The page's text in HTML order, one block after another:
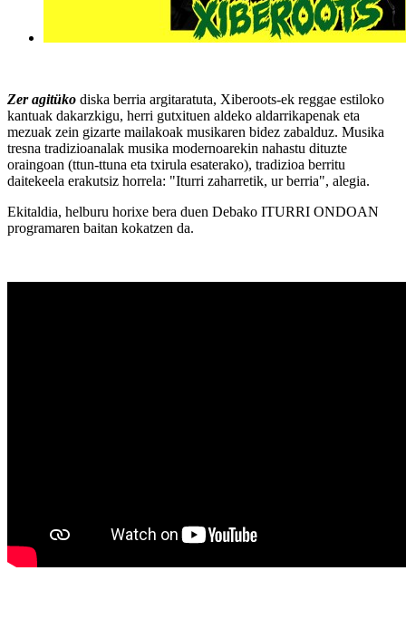
Zer agitüko diska berria argitaratuta, Xiberoots-ek reggae estiloko
kantuak dakarzkigu, herri gutxituen aldeko aldarrikapenak eta
mezuak zein gizarte mailakoak musikaren bidez zabalduz. Musika
tresna tradizioanalak musika modernoarekin nahastu dituzte
oraingoan (ttun-ttuna eta txirula esaterako), tradizioa berritu
daitekeela erakutsiz horrela: "Iturri zaharretik, ur berria", alegia.
Ekitaldia, helburu horixe bera duen Debako ITURRI ONDOAN
programaren baitan kokatzen da.